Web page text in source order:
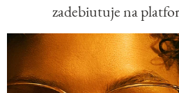
zadebiutuje na